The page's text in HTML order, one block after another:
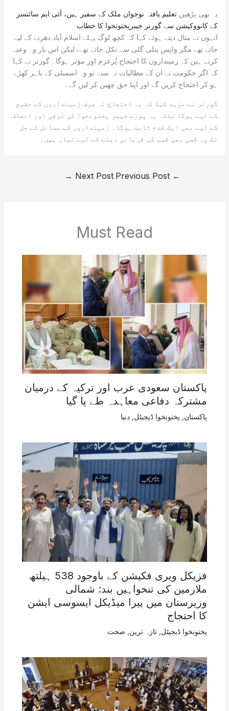
یہ بھی پڑھیں تعلیم یافتہ نوجوان ملک کے سفیر ہیں، آئی ایم سائنسز
کے کانووکیشن سے گورنر خیبرپختونخوا کا خطاب
انہوں نے مثال دیتے ہوئے کہا کہ کچھ لوگ پہلے اسلام آباد دھرنے کے لیے
جاتے تھے مگر واپس پتلی گلی سے نکل جاتے تھے، لیکن اس بار وہ وعدہ
کرتے ہیں کہ زمینداروں کا احتجاج پُرعزم اور مؤثر ہوگا۔ گورنر نے کہا
کہ اگر حکومت نے ان کے مطالبات نہ سنے تو وہ اسمبلی کے باہر کھڑے
ہو کر احتجاج کریں گے اور اپنا حق چھین کر لیں گے۔
گورنر نے مزید کہا کہ یہ احتجاج نہ صرف زمینداروں کے حقوق
کے لیے ہوگا بلکہ یہ پورے خیبر پختونخوا کی ترقی اور انصاف
کے لیے بھی ایک قدم ثابت ہوگا۔ زمینداروں کے مسائل کے حل
تک وہ کسی بھی قسم کی قربانی دینے کے لیے تیار ہیں۔
←
Next Post
→
Must Read
پاکستان سعودی عرب اور ترکیہ کے درمیان
مشترکہ دفاعی معاہدہ طے پا گیا
پاکستان پختونخوا ڈیجیٹل دنیا
فزیکل ویری فکیشن کے باوجود 538 ہیلتھ
ملازمین کی تنخواہیں بند: شمالی
وزیرستان میں پیرا میڈیکل ایسوسی ایشن
کا احتجاج
پختونخوا ڈیجیٹل تازہ ترین صحت